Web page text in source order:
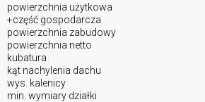
powierzchnia użytkowa
+część gospodarcza
powierzchnia zabudowy
powierzchnia netto
kubatura
kąt nachylenia dachu
wys. kalenicy
min. wymiary działki